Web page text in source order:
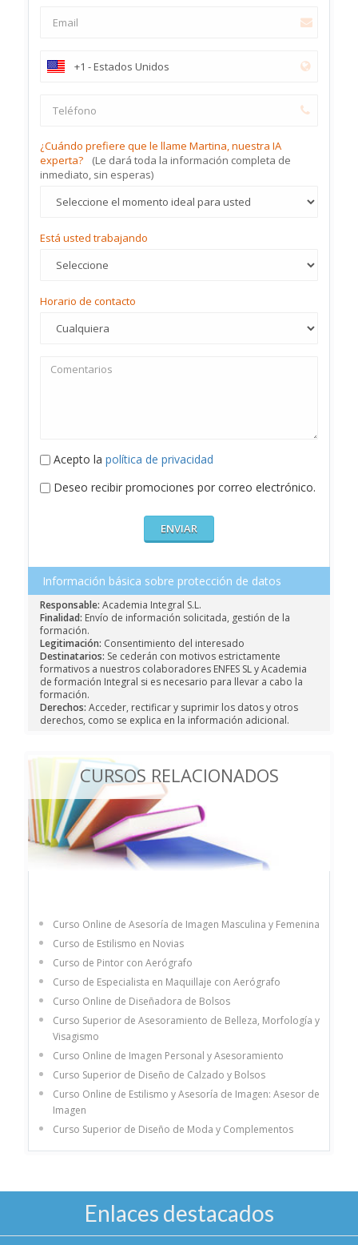
¿Cuándo prefiere que le llame Martina, nuestra IA
experta?
(Le dará toda la información completa de
inmediato, sin esperas)
Está usted trabajando
Horario de contacto
Acepto la política de privacidad
Deseo recibir promociones por correo electrónico.
Información básica sobre protección de datos
Responsable: Academia Integral S.L.
Finalidad: Envío de información solicitada, gestión de la
formación.
Legitimación: Consentimiento del interesado
Destinatarios: Se cederán con motivos estrictamente
formativos a nuestros colaboradores ENFES SL y Academia
de formación Integral si es necesario para llevar a cabo la
formación.
Derechos: Acceder, rectificar y suprimir los datos y otros
derechos, como se explica en la información adicional.
CURSOS RELACIONADOS
Curso Online de Asesoría de Imagen Masculina y Femenina
Curso de Estilismo en Novias
Curso de Pintor con Aerógrafo
Curso de Especialista en Maquillaje con Aerógrafo
Curso Online de Diseñadora de Bolsos
Curso Superior de Asesoramiento de Belleza, Morfología y
Visagismo
Curso Online de Imagen Personal y Asesoramiento
Curso Superior de Diseño de Calzado y Bolsos
Curso Online de Estilismo y Asesoría de Imagen: Asesor de
Imagen
Curso Superior de Diseño de Moda y Complementos
Enlaces destacados